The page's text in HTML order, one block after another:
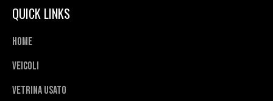
QUICK LINKS
Home
Veicoli
Vetrina usato